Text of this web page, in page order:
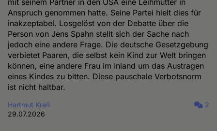
mit seinem Partner in den USA eine Leihmutter in
Anspruch genommen hatte. Seine Partei hielt dies für
inakzeptabel. Losgelöst von der Debatte über die
Person von Jens Spahn stellt sich der Sache nach
jedoch eine andere Frage. Die deutsche Gesetzgebung
verbietet Paaren, die selbst kein Kind zur Welt bringen
können, eine andere Frau im Inland um das Austragen
eines Kindes zu bitten. Diese pauschale Verbotsnorm
ist nicht haltbar.
Hartmut Kreß
29.07.2026
2